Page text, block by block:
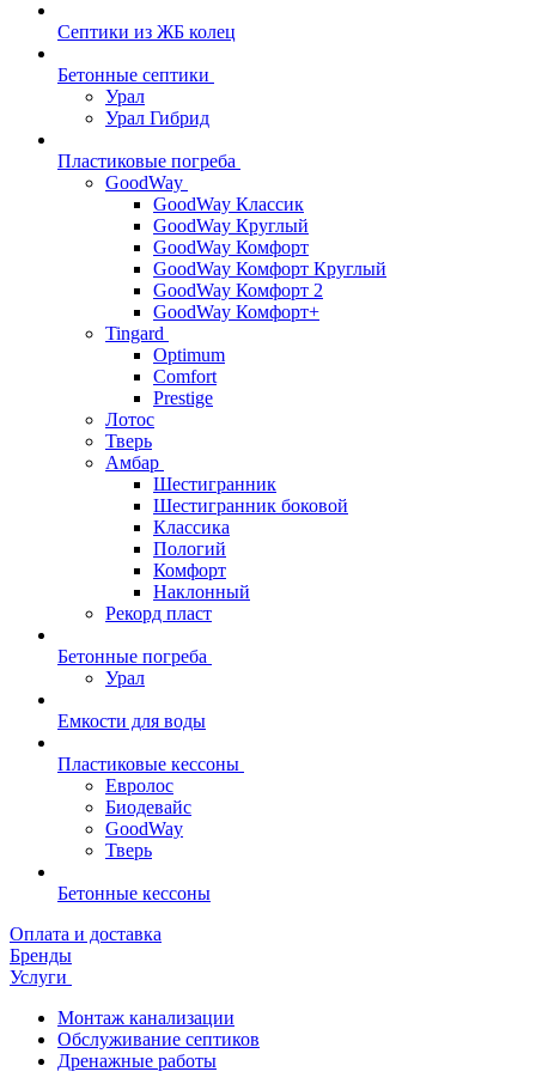
Септики из ЖБ колец
Бетонные септики
Урал
Урал Гибрид
Пластиковые погреба
GoodWay
GoodWay Классик
GoodWay Круглый
GoodWay Комфорт
GoodWay Комфорт Круглый
GoodWay Комфорт 2
GoodWay Комфорт+
Tingard
Optimum
Comfort
Prestige
Лотос
Тверь
Амбар
Шестигранник
Шестигранник боковой
Классика
Пологий
Комфорт
Наклонный
Рекорд пласт
Бетонные погреба
Урал
Емкости для воды
Пластиковые кессоны
Евролос
Биодевайс
GoodWay
Тверь
Бетонные кессоны
Оплата и доставка
Бренды
Услуги
Монтаж канализации
Обслуживание септиков
Дренажные работы